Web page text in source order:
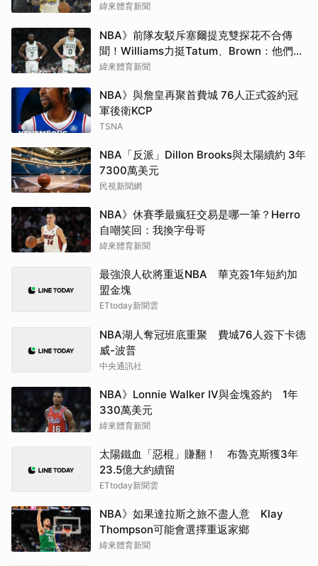
緯來體育新聞
NBA》前隊友駁斥塞爾提克雙探花不合傳
聞！Williams力挺Tatum、Brown：他們根
本不討厭彼此
緯來體育新聞
NBA》與詹皇再聚首費城 76人正式簽約冠
軍後衛KCP
TSNA
NBA「反派」Dillon Brooks與太陽續約 3年
7300萬美元
民視新聞網
NBA》休賽季最瘋狂交易是哪一筆？Herro
自嘲笑回：我換字母哥
緯來體育新聞
最強浪人砍將重返NBA 華克簽1年短約加
盟金塊
ETtoday新聞雲
NBA湖人奪冠班底重聚 費城76人簽下卡德
威-波普
中央通訊社
NBA》Lonnie Walker IV與金塊簽約 1年
330萬美元
緯來體育新聞
太陽鐵血「惡棍」賺翻！ 布魯克斯獲3年
23.5億大約續留
ETtoday新聞雲
NBA》如果達拉斯之旅不盡人意 Klay
Thompson可能會選擇重返家鄉
緯來體育新聞